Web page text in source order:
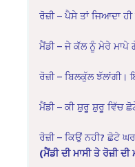
ਰੋਜ਼ੀ – ਪੈਸੇ ਤਾਂ ਜਿਆਦਾ
ਮੈਂਡੀ – ਜੇ ਕੱਲ ਨੂੰ ਮੇਰੇ ਮਾਪੇ
ਰੋਜ਼ੀ – ਬਿਲਕੁੱਲ ਝੱਲਾਂਗੀ।
ਮੈਂਡੀ – ਕੀ ਸ਼ੁਰੂ ਸ਼ੁਰੂ ਵਿੱਚ
ਰੋਜ਼ੀ – ਕਿਉਂ ਨਹੀ? ਛੋਟੇ
(ਮੈਂਡੀ ਦੀ ਮਾਸੀ ਤੇ ਰੋਜ਼ੀ